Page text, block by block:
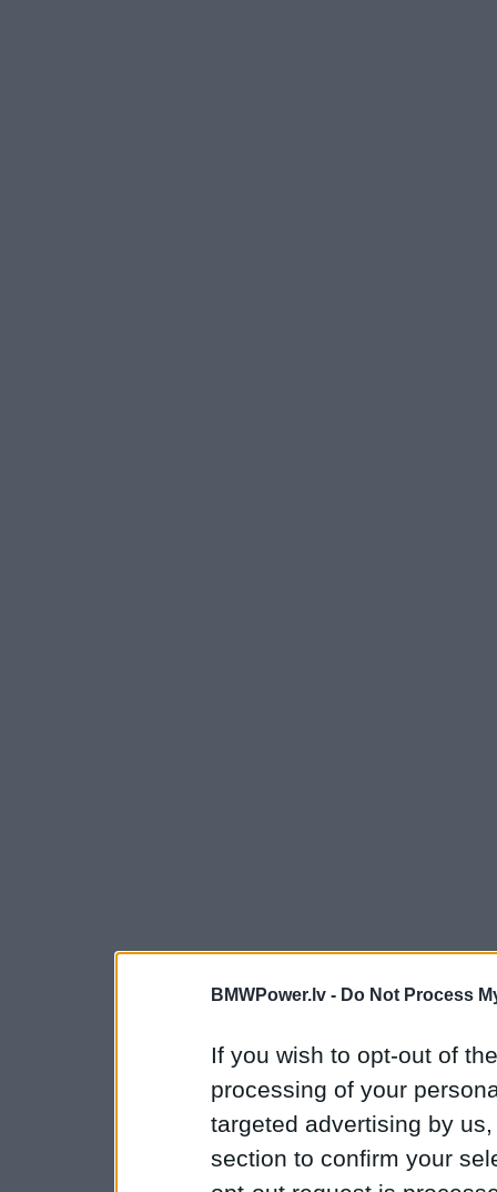
BMWPower.lv - Do Not Process
If you wish to opt-out of
processing of your
targeted advertising by
section to confirm your